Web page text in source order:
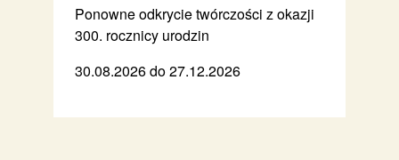
Ponowne odkrycie twórczości z okazji
300. rocznicy urodzin
30.08.2026 do 27.12.2026